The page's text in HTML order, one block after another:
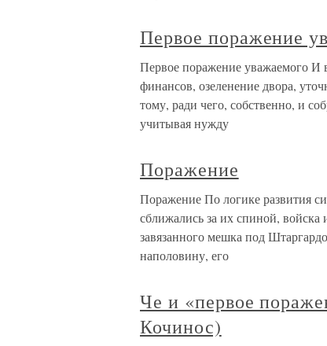
Первое поражение
Первое поражение уважаемого И
финансов, озеленение двора,
тому, ради чего, собственно, и
учитывая нужду
Поражение
Поражение По логике развития
сближались за их спиной,
завязанного мешка под
наполовину, его
Че и «первое
Кочинос)